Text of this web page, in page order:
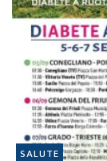
SALUTE